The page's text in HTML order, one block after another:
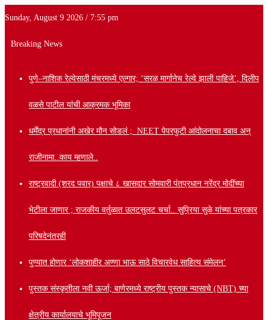
Sunday, August 9 2026 / 7:55 pm
Breaking News
पुणे–नाशिक रेल्वेसाठी मंचरमध्ये एल्गार; ‘सरळ मार्गानेच रेल्वे झाली पाहिजे’, दिलीप
वळसे पाटील यांची आक्रमक भूमिका
धर्मेंद्र प्रधानांनी अखेर मौन सोडलं ; NEET पेपरफुटी आंदोलनाचा दबाव अन्
राजीनामा..काय म्हणाले..
राष्ट्रवादी (शरद पवार) पक्षाचे ८ खासदार सोमवारी पंतप्रधान नरेंद्र मोदींच्या
भेटीला जाणार ; राजकीय वर्तुळात उलटसुलट चर्चा.. सुप्रिया सुळे यांच्या पत्रकार
परिषदेनंतरही
पुण्यात होणार ‘लोकशाहीर अण्णा भाऊ साठे विचारवेध साहित्य संमेलन’
पुस्तक संस्कृतीला नवी ऊर्जा; बाणेरमध्ये राष्ट्रीय पुस्तक न्यासाचे (NBT) च्या
क्षेत्रीय कार्यालयाचे भूमिपूजन